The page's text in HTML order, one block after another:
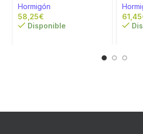
Hormigón
€
Disponible